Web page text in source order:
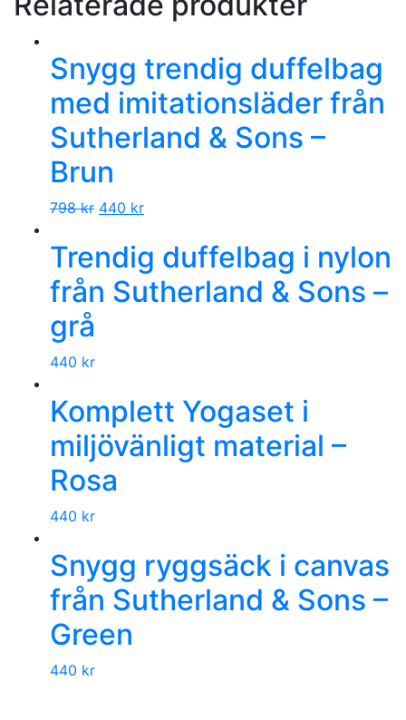
Snygg trendig duffelbag
med imitationsläder från
Sutherland & Sons –
Brun
798kr 440 kr
Trendig duffelbag i nylon
från Sutherland & Sons –
grå
440 kr
Komplett Yogaset i
miljövänligt material –
Rosa
440 kr
Snygg ryggsäck i canvas
från Sutherland & Sons –
Green
440 kr